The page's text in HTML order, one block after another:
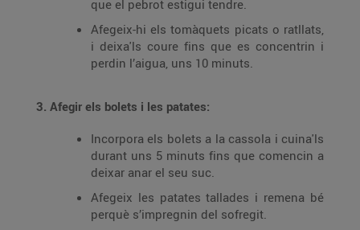
que el pebrot estigui tendre.
Afegeix-hi els tomàquets picats o ratllats,
i deixa'ls coure fins que es concentrin i
perdin l’aigua, uns 10 minuts.
3. Afegir els bolets i les patates:
Incorpora els bolets a la cassola i cuina'ls
durant uns 5 minuts fins que comencin a
deixar anar el seu suc.
Afegeix les patates tallades i remena bé
perquè s’impregnin del sofregit.